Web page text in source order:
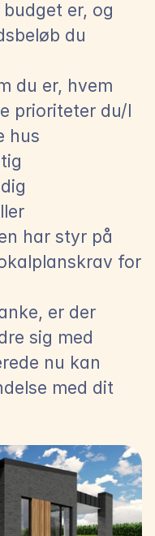
er, og
du
du er, hvem
prioriteter du/I
hus
har styr på
for
er der
sig med
nu kan
med dit